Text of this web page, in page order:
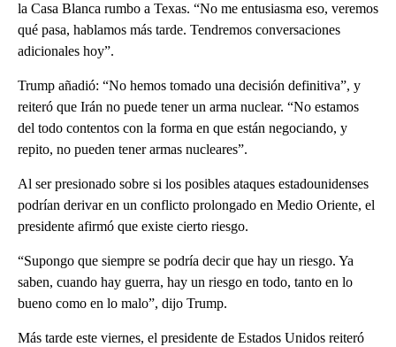
la Casa Blanca rumbo a Texas. “No me entusiasma eso, veremos
qué pasa, hablamos más tarde. Tendremos conversaciones
adicionales hoy”.
Trump añadió: “No hemos tomado una decisión definitiva”, y
reiteró que Irán no puede tener un arma nuclear. “No estamos
del todo contentos con la forma en que están negociando, y
repito, no pueden tener armas nucleares”.
Al ser presionado sobre si los posibles ataques estadounidenses
podrían derivar en un conflicto prolongado en Medio Oriente, el
presidente afirmó que existe cierto riesgo.
“Supongo que siempre se podría decir que hay un riesgo. Ya
saben, cuando hay guerra, hay un riesgo en todo, tanto en lo
bueno como en lo malo”, dijo Trump.
Más tarde este viernes, el presidente de Estados Unidos reiteró